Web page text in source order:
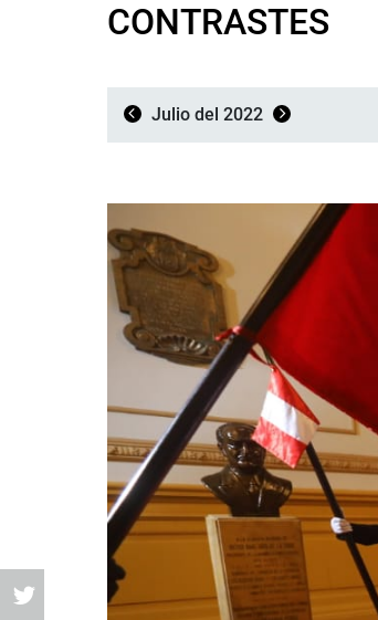
CONTRASTES
Julio del 2022